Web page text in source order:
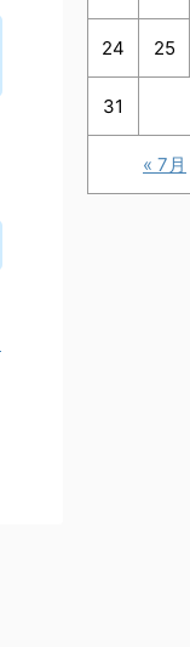
« 7月
24 25
31